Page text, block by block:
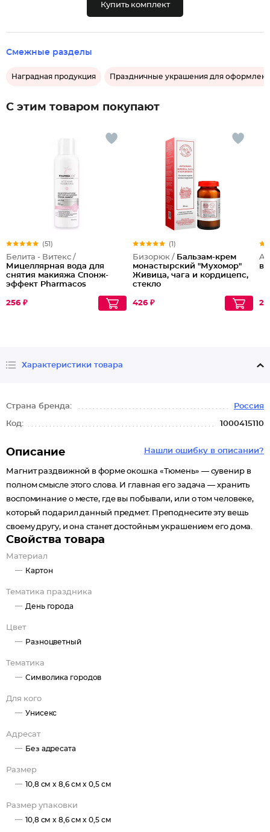
Купить комплект
Смежные разделы
Наградная продукция Праздничные украшения для
С этим товаром покупают
(51)
Белита - Витекс /
Мицеллярная вода для
снятия макияжа Спонж-
эффект Pharmacos
256 ₽
(1)
Бизорюк / Бальзам-крем
монастырский "Мухомор"
Живица, чага и кордицепс,
стекло
426 ₽
Характеристики товара
Страна бренда: Россия
Код: 1000415110
Нашли ошибку в описании?
Описание
Магнит раздвижной в форме окошка «Тюмень» — сувенир в
полном смысле этого слова. И главная его задача — хранить
воспоминание о месте, где вы побывали, или о том человеке,
который подарил данный предмет. Преподнесите эту вещь
своему другу, и она станет достойным украшением его дома.
Свойства товара
Материал
Картон
Тематика праздника
День города
Цвет
Разноцветный
Тематика
Символика городов
Для кого
Унисекс
Адресат
Без адресата
Размер
10,8 см x 8,6 см x 0,5 см
Размер упаковки
10,8 см x 8,6 см x 0,5 см